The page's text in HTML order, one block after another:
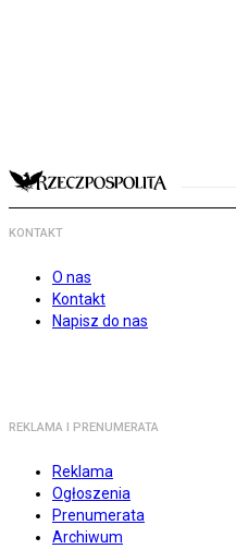
KONTAKT
O nas
Kontakt
Napisz do nas
REKLAMA I PRENUMERATA
Reklama
Ogłoszenia
Prenumerata
Archiwum